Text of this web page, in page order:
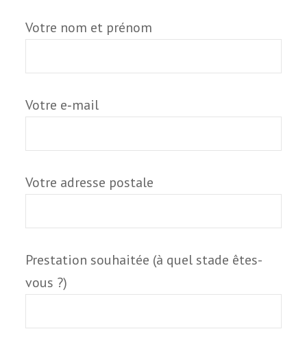
Votre nom et prénom
Votre e‑mail
Votre adresse postale
Prestation sou­hai­tée (à quel stade êtes-
vous ?)